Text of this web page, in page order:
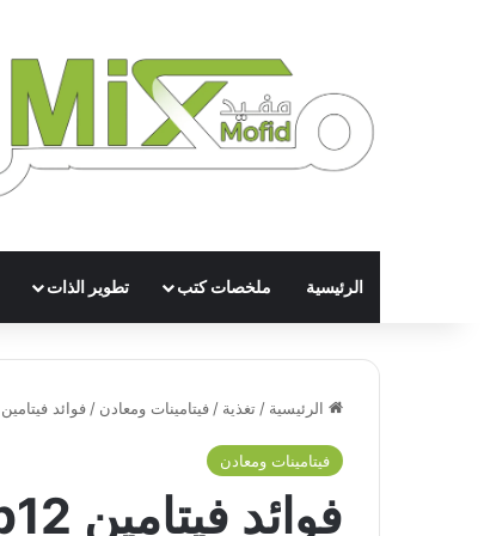
الرئيسية ملخصات كتب تطوير الذات
الرئيسية / تغذية / فيتامينات ومعادن / فوائد فيتامين b12 | اضرار نقص فيتامين ب-12
فيتامينات ومعادن